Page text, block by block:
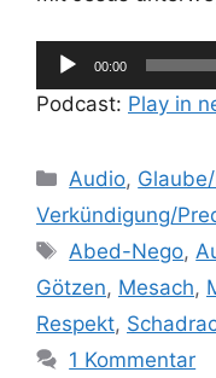
Audio-
Player
00:00
Podcast: Play in
Kategorien
Audio,
Verkündigung/
Schlagwörter
Abed-Nego,
Götzen, Mesach,
Respekt,
1 Kommentar